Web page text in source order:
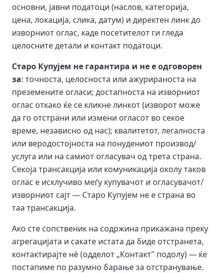
основни, јавни податоци (наслов, категорија,
цена, локација, слика, датум) и директен линк до
изворниот оглас, каде посетителот ги гледа
целосните детали и контакт податоци.
Старо Купујем не гарантира и не е одговорен
за: точноста, целосноста или ажурираноста на
преземените огласи; достапноста на изворниот
оглас откако ќе се кликне линкот (изворот може
да го отстрани или измени огласот во секое
време, независно од нас); квалитетот, легалноста
или веродостојноста на понудениот производ/
услуга или на самиот огласувач од трета страна.
Секоја трансакција или комуникација околу таков
оглас е исклучиво меѓу купувачот и огласувачот/
изворниот сајт — Старо Купујем не е страна во
таа трансакција.
Ако сте сопственик на содржина прикажана преку
агрегацијата и сакате истата да биде отстранета,
контактирајте нè (одделот „Контакт" подолу) — ќе
постапиме по разумно барање за отстранување.